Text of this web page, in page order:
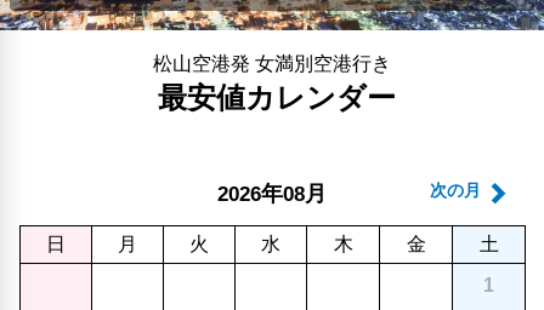
松山空港発 女満別空港行き
最安値カレンダー
次の月
2026年08月
日 月 火 水 木 金
土
1